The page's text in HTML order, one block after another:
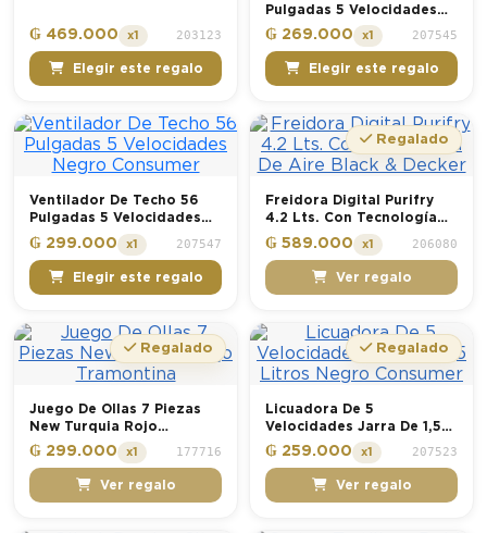
₲ 469.000 x1 203123
Elegir este regalo
Pulgadas 5 Velocidades
Blanco Consumer
₲ 269.000 x1 207545
Elegir este regalo
Ventilador De Techo 56
Pulgadas 5 Velocidades
Negro Consumer
₲ 299.000 x1 207547
Elegir este regalo
Regalado
Freidora Digital Purifry
4.2 Lts. Con Tecnología
De Aire Black & Decker
₲ 589.000 x1 206080
Ver regalo
Regalado
Juego De Ollas 7 Piezas
New Turquia Rojo
Tramontina
₲ 299.000 x1 177716
Ver regalo
Regalado
Licuadora De 5
Velocidades Jarra De 1,5
Litros Negro Consumer
₲ 259.000 x1 207523
Ver regalo